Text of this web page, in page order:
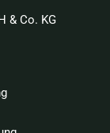
& Co. KG